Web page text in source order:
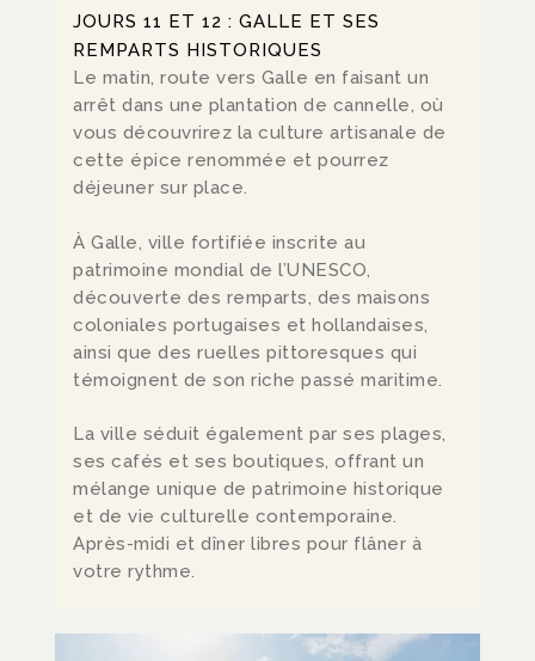
JOURS 11 ET 12 : GALLE ET SES
REMPARTS HISTORIQUES
Le matin, route vers Galle en faisant un
arrêt dans une plantation de cannelle, où
vous découvrirez la culture artisanale de
cette épice renommée et pourrez
déjeuner sur place.
À Galle, ville fortifiée inscrite au
patrimoine mondial de l’UNESCO,
découverte des remparts, des maisons
coloniales portugaises et hollandaises,
ainsi que des ruelles pittoresques qui
témoignent de son riche passé maritime.
La ville séduit également par ses plages,
ses cafés et ses boutiques, offrant un
mélange unique de patrimoine historique
et de vie culturelle contemporaine.
Après-midi et dîner libres pour flâner à
votre rythme.